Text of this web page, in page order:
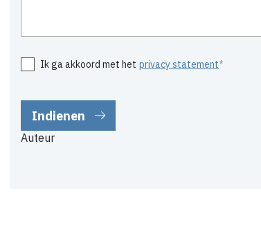
Ik ga akkoord met het privacy statement
Auteur